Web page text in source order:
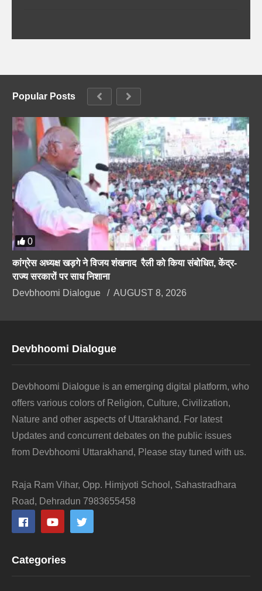
Popular Posts
0
कांग्रेस अध्यक्ष खड़गे ने विजय शंखनाद रैली को किया संबोधित, केंद्र-
राज्य सरकारों पर साध निशाना
Devbhoomi Dialogue
AUGUST 8, 2026
Devbhoomi Dialogue
Devbhoomi Dialogue is an emerging digital platform, who
offers various colors of Religion, Culture, Civilization,
Nature and other aspects of Uttarakhand. For latest
Updates and concurrent debates on the public issues
from Devbhoomi Uttarakhand, Please stay tuned with us.
Raja Ram Vihar, Opp. Himjyoti School, Sahastradhara
Road, Dehradun 7983655458
Categories